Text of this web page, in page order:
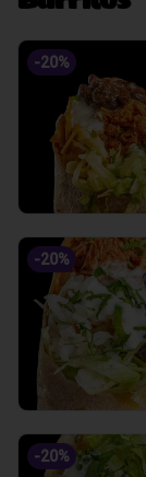
-20%
-20%
-20%